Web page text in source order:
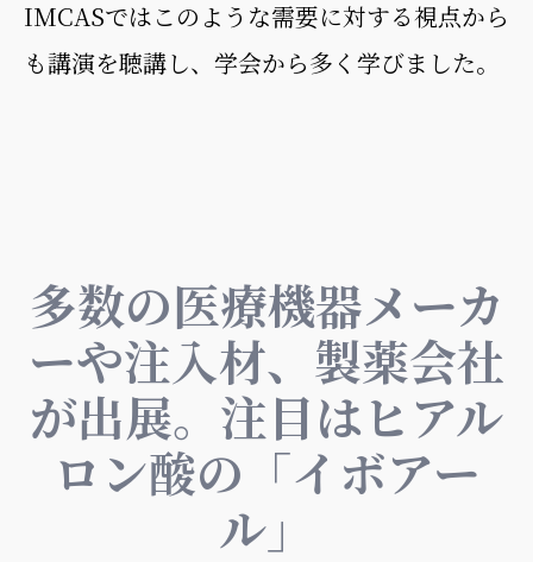
IMCASではこのような需要に対する視点から
も講演を聴講し、学会から多く学びました。
多数の医療機器メーカ
ーや注入材、製薬会社
が出展。注目はヒアル
ロン酸の「イボアー
ル」